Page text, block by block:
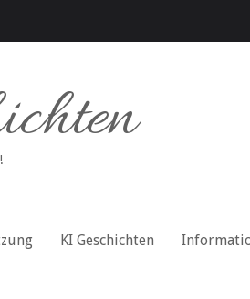
KI Geschichten